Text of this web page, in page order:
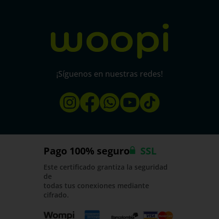
¡Síguenos en nuestras redes!
Pago 100% seguro SSL
Este certificado grantiza la seguridad
de
todas tus conexiones mediante
cifrado.